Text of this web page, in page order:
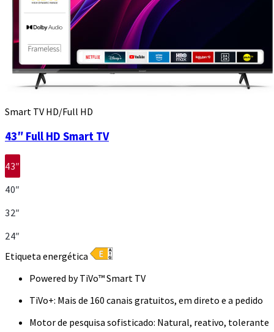
Smart TV HD/Full HD
43″ Full HD Smart TV
43″
40″
32″
24″
Etiqueta energética
Powered by TiVo™ Smart TV
TiVo+: Mais de 160 canais gratuitos, em direto e a pedido
Motor de pesquisa sofisticado: Natural, reativo, tolerante